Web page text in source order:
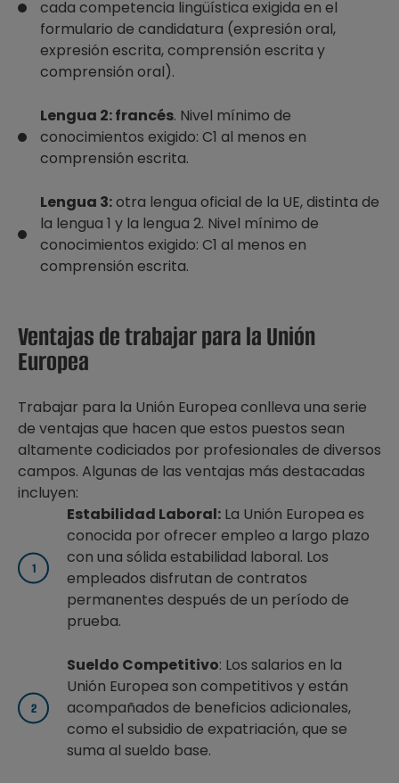
cada competencia lingüística exigida en el
formulario de candidatura (expresión oral,
expresión escrita, comprensión escrita y
comprensión oral).
Lengua 2: francés. Nivel mínimo de
conocimientos exigido: C1 al menos en
comprensión escrita.
Lengua 3:otra lengua oficial de la UE, distinta de
la lengua 1 y la lengua 2. Nivel mínimo de
conocimientos exigido: C1 al menos en
comprensión escrita.
Ventajas de trabajar para la Unión
Europea
Trabajar para la Unión Europea conlleva una serie
de ventajas que hacen que estos puestos sean
altamente codiciados por profesionales de diversos
campos. Algunas de las ventajas más destacadas
incluyen:
Estabilidad Laboral: La Unión Europea es
conocida por ofrecer empleo a largo plazo
con una sólida estabilidad laboral. Los
empleados disfrutan de contratos
permanentes después de un período de
prueba.
Sueldo Competitivo: Los salarios en la
Unión Europea son competitivos y están
acompañados de beneficios adicionales,
como el subsidio de expatriación, que se
suma al sueldo base.